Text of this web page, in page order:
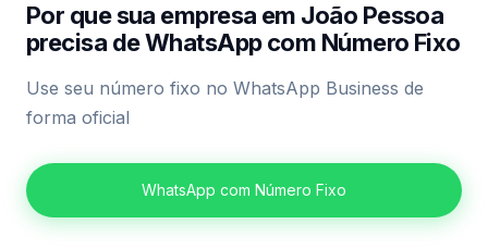
Por que sua empresa em João Pessoa
precisa de WhatsApp com Número Fixo
Use seu número fixo no WhatsApp Business de
forma oficial
WhatsApp com Número Fixo